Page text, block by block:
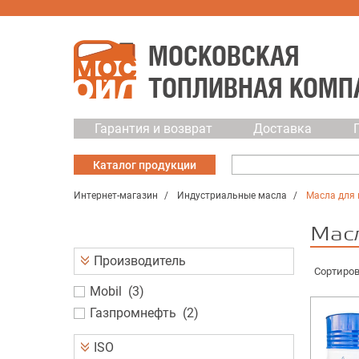
Гарантия и возврат Доставка
МОСКОВСКАЯ
ТОПЛИВНАЯ
Каталог продукции
Интернет-магазин Индустриальные масла Масла для
Производитель
Mobil (3)
Газпромнефть (2)
ISO